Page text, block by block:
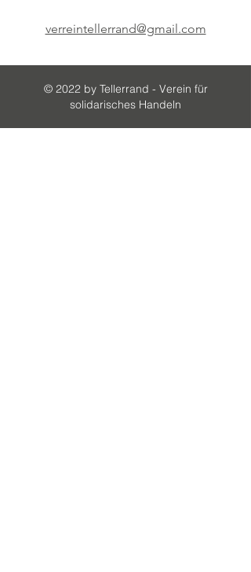
verreintellerrand@gmail.com
© 2022 by Tellerrand - Verein für
solidarisches Handeln